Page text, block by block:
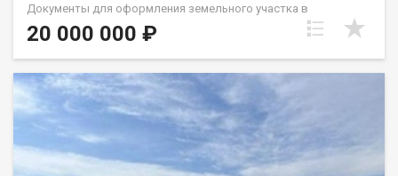
Документы для оформления земельного участка в
собственность имеются. Подходит для строительства дома
либо коммерческой застройки. Рядом Китай-город, речной
порт. Из надворных построек старенькая баня, туалет.
20 000 000 ₽